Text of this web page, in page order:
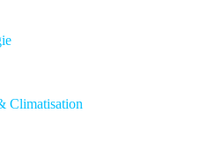
Climatisation